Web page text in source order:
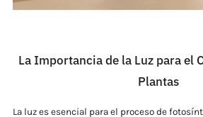
La Importancia de la Luz para el
Plantas
La luz es esencial para el proceso de